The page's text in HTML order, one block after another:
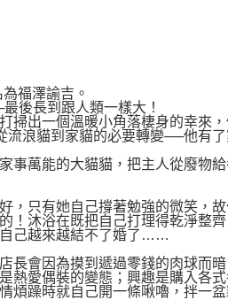
福澤諭吉。
後長到跟人類一樣大！
掃出一個溫暖小角落棲身的幸來
流浪貓到家貓的必要轉變──他有
萬能的大貓貓，把主人從廢物
，只有她自己撐著勉強的微笑，
！沐浴在既把自己打理得乾淨整
自己越來越結不了婚了……
長會因為摸到遞過零錢的肉球而
熱愛偶裝的變態；興趣是購入各
煩躁時就自己開一條啾嚕，拌一